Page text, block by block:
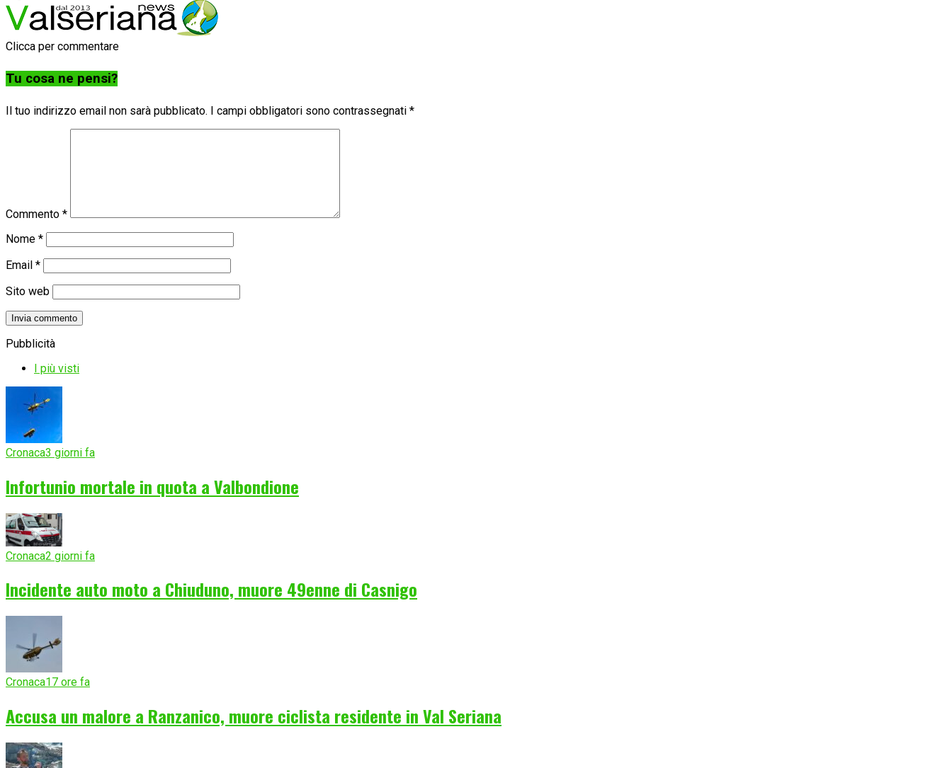
Clicca per commentare
Tu cosa ne pensi?
Il tuo indirizzo email non sarà pubblicato. I campi obbligatori sono contrassegnati *
Commento *
Nome *
Email *
Sito web
Pubblicità
I più visti
Cronaca3 giorni fa
Infortunio mortale in quota a Valbondione
Cronaca2 giorni fa
Incidente auto moto a Chiuduno, muore 49enne di Casnigo
Cronaca17 ore fa
Accusa un malore a Ranzanico, muore ciclista residente in Val Seriana